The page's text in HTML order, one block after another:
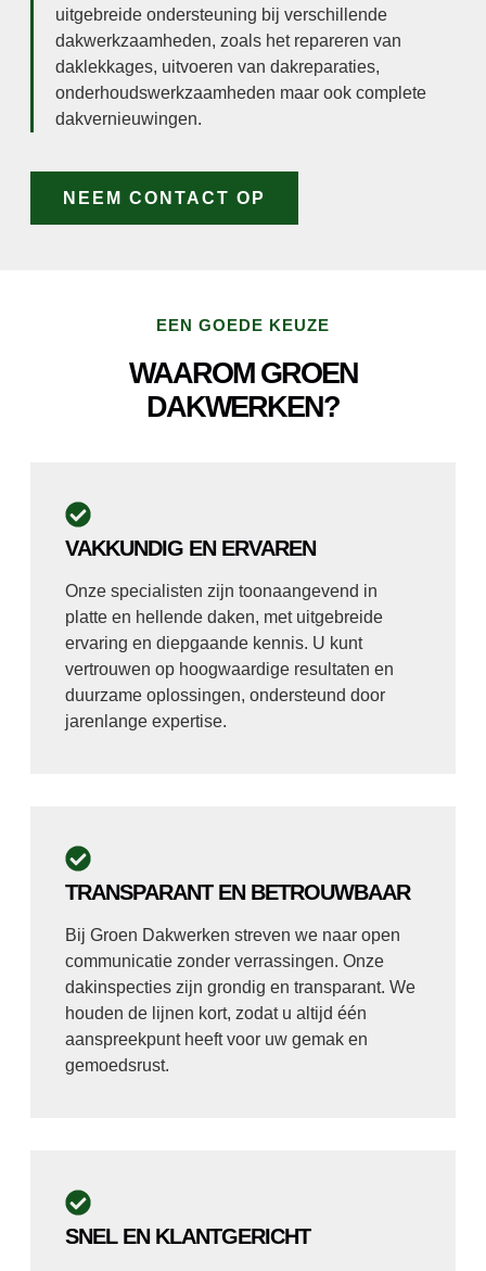
uitgebreide ondersteuning bij verschillende
dakwerkzaamheden, zoals het repareren van
daklekkages, uitvoeren van dakreparaties,
onderhoudswerkzaamheden maar ook complete
dakvernieuwingen.
NEEM CONTACT OP
EEN GOEDE KEUZE
WAAROM GROEN
DAKWERKEN?
VAKKUNDIG EN ERVAREN
Onze specialisten zijn toonaangevend in
platte en hellende daken, met uitgebreide
ervaring en diepgaande kennis. U kunt
vertrouwen op hoogwaardige resultaten en
duurzame oplossingen, ondersteund door
jarenlange expertise.
TRANSPARANT EN BETROUWBAAR
Bij Groen Dakwerken streven we naar open
communicatie zonder verrassingen. Onze
dakinspecties zijn grondig en transparant. We
houden de lijnen kort, zodat u altijd één
aanspreekpunt heeft voor uw gemak en
gemoedsrust.
SNEL EN KLANTGERICHT